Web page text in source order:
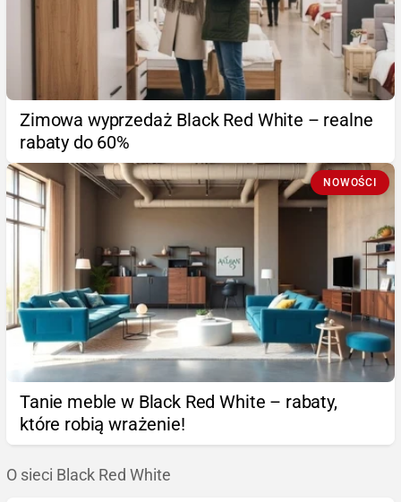
Zimowa wyprzedaż Black Red White – realne
rabaty do 60%
NOWOŚCI
Tanie meble w Black Red White – rabaty,
które robią wrażenie!
O sieci Black Red White